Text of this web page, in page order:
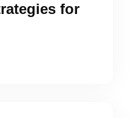
for